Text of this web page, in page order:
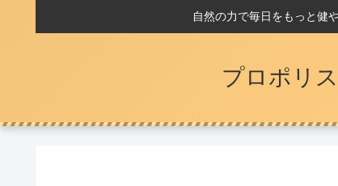
自然の力で毎日をもっと健
プロポリ